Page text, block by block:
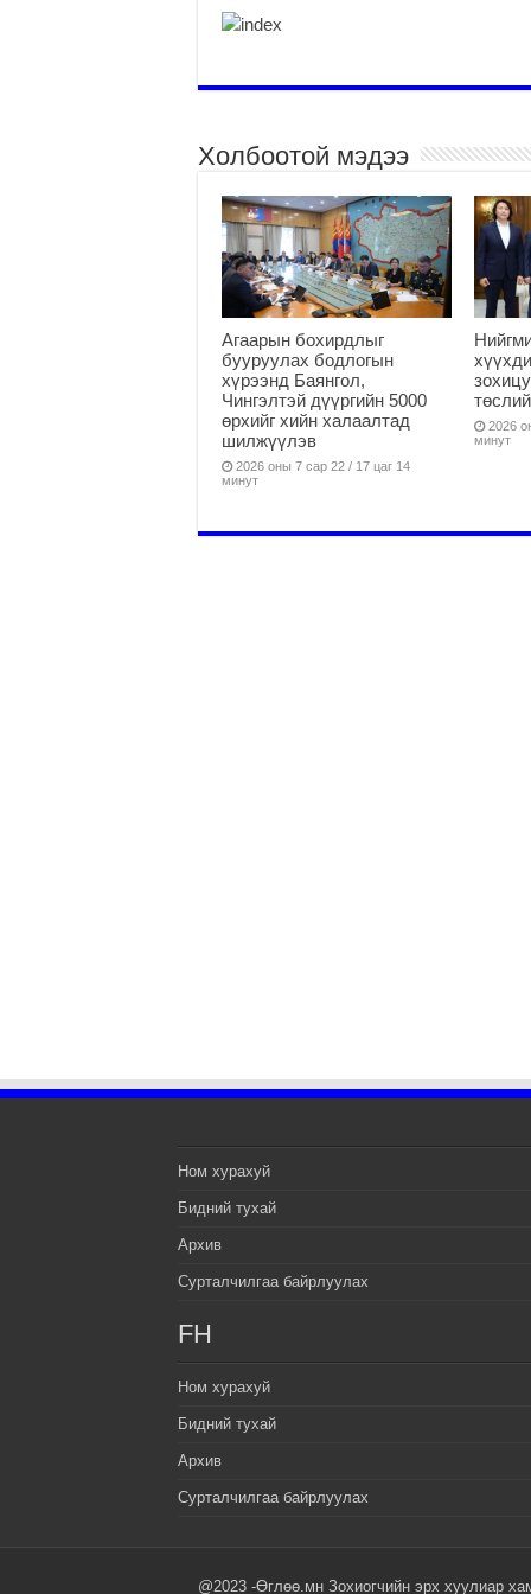
Холбоотой мэдээ
Агаарын бохирдлыг
бууруулах бодлогын
хүрээнд Баянгол,
Чингэлтэй дүүргийн 5000
өрхийг хийн халаалтад
шилжүүлэв
2026 оны 7 сар 22 / 17 цаг 14
минут
2026
минут
Ном хурахуй
Бидний тухай
Архив
Сурталчилгаа байрлуулах
FH
Ном хурахуй
Бидний тухай
Архив
Сурталчилгаа байрлуулах
@2023 -Өглөө.мн Зохиогчийн эрх хуулиар